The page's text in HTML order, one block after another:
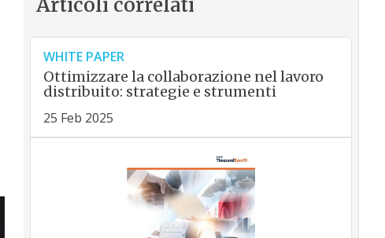
Articoli correlati
WHITE PAPER
Ottimizzare la collaborazione nel lavoro
distribuito: strategie e strumenti
25 Feb 2025